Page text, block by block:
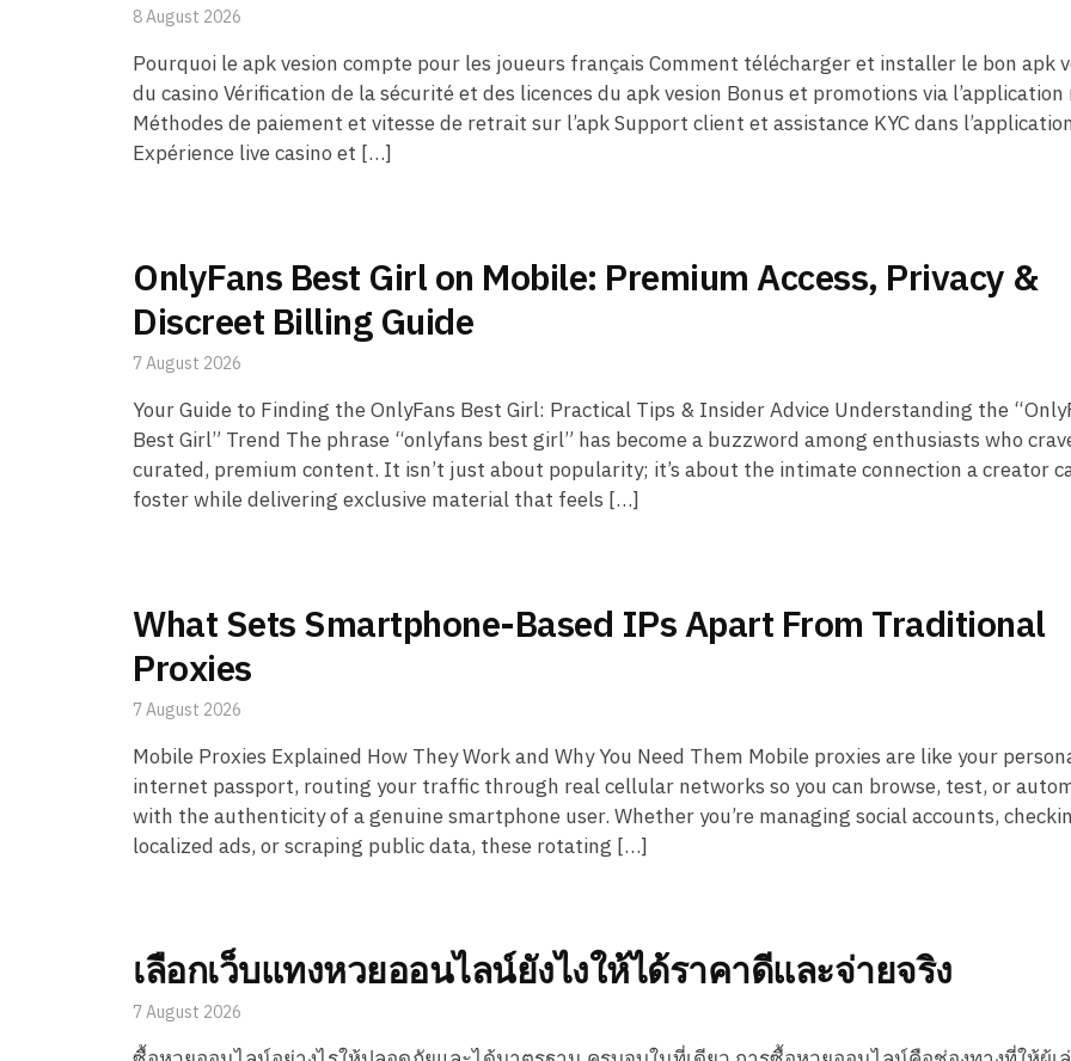
8 August 2026
Pourquoi le apk vesion compte pour les joueurs français Comment télécharger et installer le bon apk
du casino Vérification de la sécurité et des licences du apk vesion Bonus et promotions via l’application
Méthodes de paiement et vitesse de retrait sur l’apk Support client et assistance KYC dans
Expérience live casino et […]
OnlyFans Best Girl on Mobile: Premium Access, Privacy &
Discreet Billing Guide
7 August 2026
Your Guide to Finding the OnlyFans Best Girl: Practical Tips & Insider Advice Understanding the
Best Girl” Trend The phrase “onlyfans best girl” has become a buzzword among enthusiasts who
curated, premium content. It isn’t just about popularity; it’s about the intimate connection a creator
foster while delivering exclusive material that feels […]
What Sets Smartphone-Based IPs Apart From Traditional
Proxies
7 August 2026
Mobile Proxies Explained How They Work and Why You Need Them Mobile proxies are like your
internet passport, routing your traffic through real cellular networks so you can browse, test, or
with the authenticity of a genuine smartphone user. Whether you’re managing social accounts,
localized ads, or scraping public data, these rotating […]
เลือกเว็บแทงหวยออนไลน์ยังไงให้ได้ราคาดีและจ่ายจริง
7 August 2026